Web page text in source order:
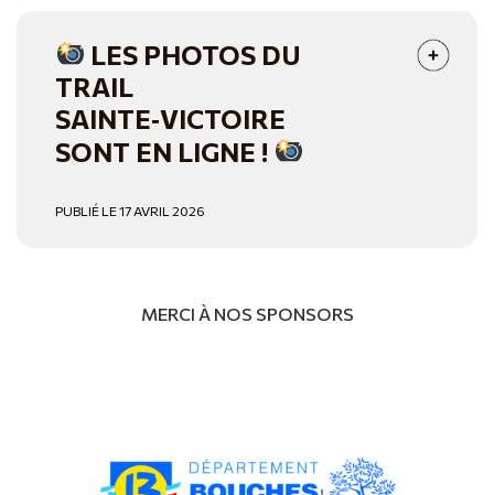
LES PHOTOS DU
TRAIL
SAINTE‑VICTOIRE
SONT EN LIGNE !
PUBLIÉ LE 17 AVRIL 2026
MERCI À NOS SPONSORS